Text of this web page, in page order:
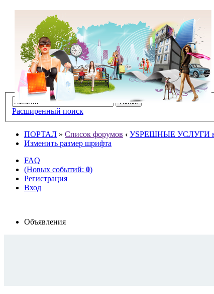
Расширенный поиск
ПОРТАЛ » Список форумов ‹ УSPЕШНЫЕ УСЛУГИ
Изменить размер шрифта
FAQ
(Новых событий: 0)
Регистрация
Вход
Объявления